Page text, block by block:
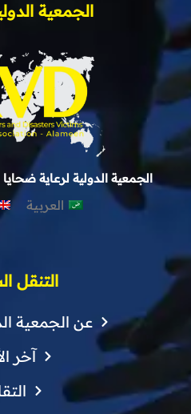
الجمعية
الجمعية الدولية لرعاية
العربية
التنقل
عن الجمعية
آخر